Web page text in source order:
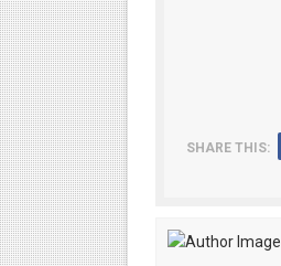
SHARE THIS: